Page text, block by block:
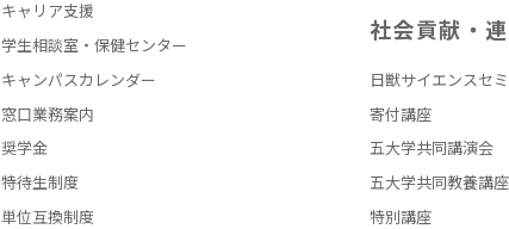
キャリア支援
学生相談室・保健センター
キャンパスカレンダー
窓口業務案内
奨学金
特待生制度
単位互換制度
社会貢献・
日獣サイエンスセ
寄付講座
五大学共同講演会
五大学共同教養講座
特別講座